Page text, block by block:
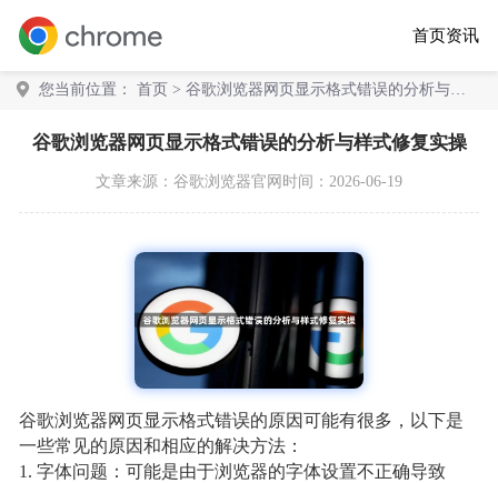
首页资讯
您当前位置： 首页 > 谷歌浏览器网页显示格式错误的分析与样
谷歌浏览器网页显示格式错误的分析与样式修复实操
文章来源： 谷歌浏览器官网 时间：2026-06-19
谷歌浏览器网页显示格式错误的原因可能有很多，以下是
一些常见的原因和相应的解决方法：
1. 字体问题：可能是由于浏览器的字体设置不正确导致